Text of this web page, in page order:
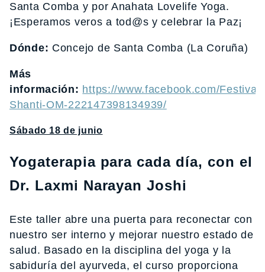
Santa Comba y por Anahata Lovelife Yoga.
¡Esperamos veros a tod@s y celebrar la Paz¡
Dónde: Concejo de Santa Comba (La Coruña)
Más
información: https://www.facebook.com/Festival-
Shanti-OM-222147398134939/
Sábado 18 de junio
Yogaterapia para cada día, con el
Dr. Laxmi Narayan Joshi
Este taller abre una puerta para reconectar con
nuestro ser interno y mejorar nuestro estado de
salud. Basado en la disciplina del yoga y la
sabiduría del ayurveda, el curso proporciona